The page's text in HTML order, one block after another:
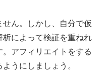
ん。しかし、自分で仮
によって検証を重ねれ
アフィリエイトをする
うにしましょう。